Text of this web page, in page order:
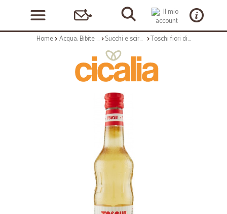
Home Acqua, Bibite e Alcolici Succhi e sciroppi Toschi fiori di Sambuco Sciroppo 560 ml.